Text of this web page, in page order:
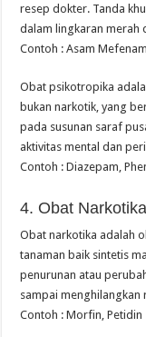
resep dokter. Tanda
dalam lingkaran merah
Contoh : Asam
Obat psikotropika
bukan narkotik, yang
pada susunan saraf
aktivitas mental dan
Contoh : Diazepam,
4. Obat Narkotika
Obat narkotika adalah
tanaman baik sintetis
penurunan atau
sampai menghilangkan
Contoh : Morfin, Petidin